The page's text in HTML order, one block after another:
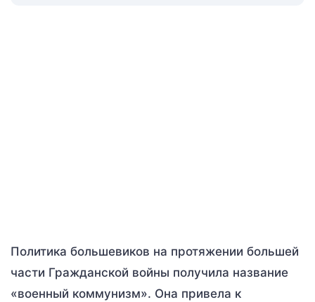
Политика большевиков на протяжении большей
части Гражданской войны получила название
«военный коммунизм». Она привела к